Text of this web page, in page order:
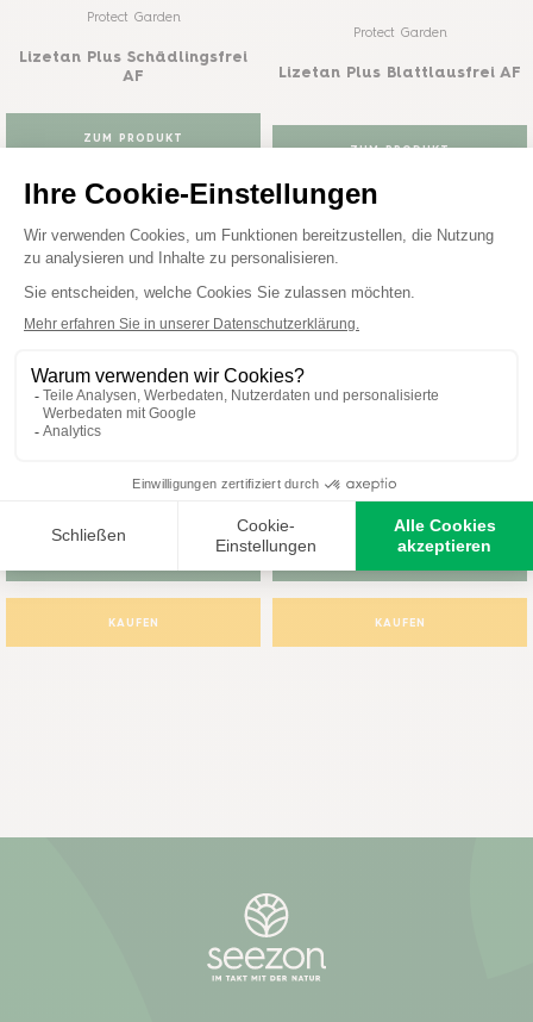
Protect Garden
Lizetan Plus Schädlingsfrei
AF
ZUM PRODUKT
KAUFEN
Protect Garden
Lizetan Plus Blattlausfrei AF
ZUM PRODUKT
Protect Garden
Universal-Raupenfrei
KAUFEN
Lizetan AZ
Trauermückenfrei
ZUM PRODUKT
KAUFEN